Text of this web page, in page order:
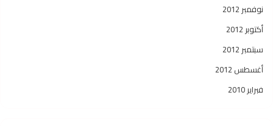
نوفمبر 2012
أكتوبر 2012
سبتمبر 2012
أغسطس 2012
فبراير 2010